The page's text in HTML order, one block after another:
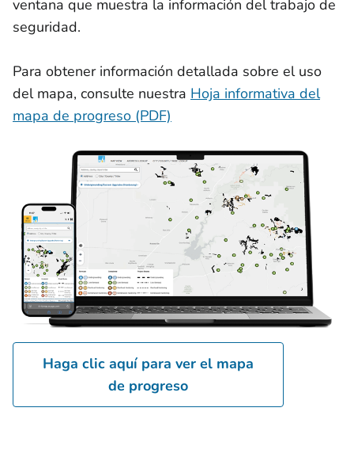
ventana que muestra la información del trabajo de
seguridad.
Para obtener información detallada sobre el uso
del mapa, consulte nuestra Hoja informativa del
mapa de progreso (PDF)
Haga clic aquí para ver el mapa
de progreso